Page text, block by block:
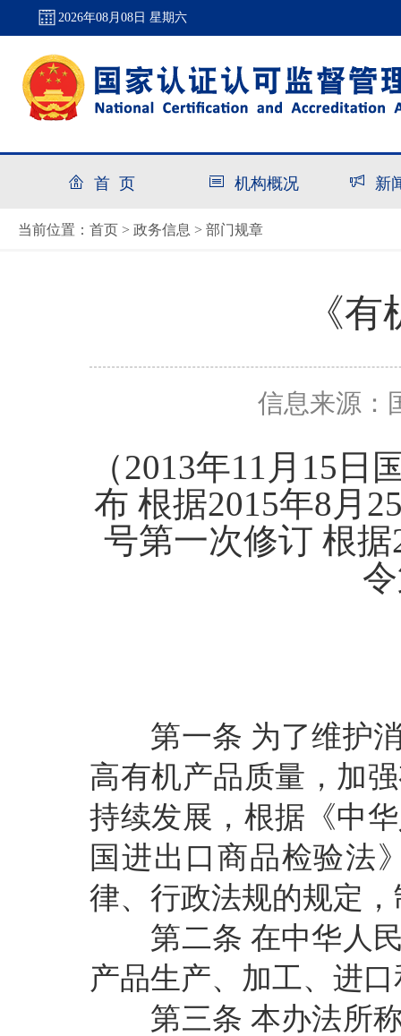
2026年08月08日 星期六
首 页 机构概况 新
当前位置： 首页 > 政务信息 > 部门规章
《
信息来源：
（2013年11月15日
布 根据2015年8月
号第一次修订 根
第一条 为了维护
高有机产品质量，加
持续发展，根据《中
国进出口商品检验法
律、行政法规的规定
第二条 在中华人
产品生产、加工、进
第三条 本办法所